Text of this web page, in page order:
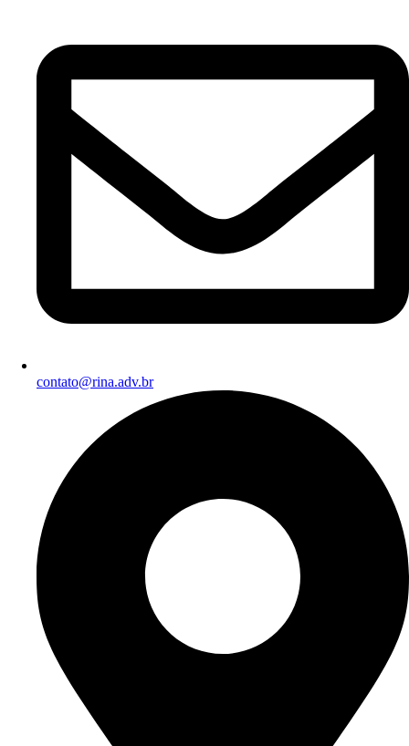
contato@rina.adv.br